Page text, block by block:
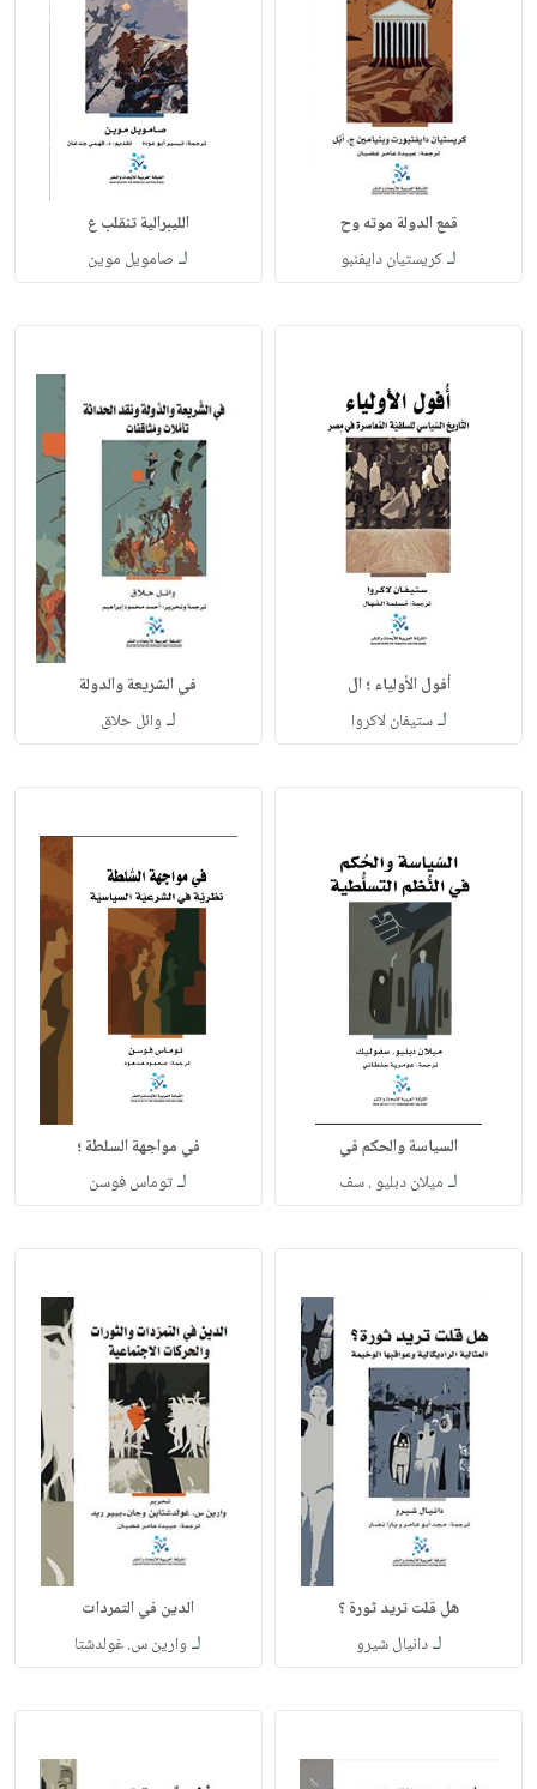
قمع الدولة موته وح
لـكريستيان دايفنبو
الليبرالية تنقلب ع
لـ صامويل موين
أفول الأولياء ؛ ال
لـستيفان لاكروا
في الشريعة والدولة
لـ وائل حلاق
السياسة والحكم في
لـ ميلان دبليو . سف
في مواجهة السلطة ؛
لـتوماس فوسن
هل قلت تريد ثورة ؟
لـدانيال شيرو
الدين في التمردات
لـ وارين س. غولدشتا